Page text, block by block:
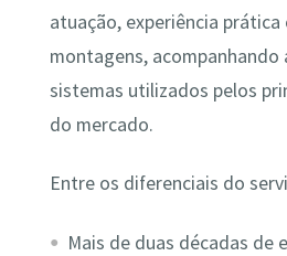
atuação, experiência prática
montagens, acompanhando
sistemas utilizados pelos
do mercado.
Entre os diferenciais do
Mais de duas décadas de